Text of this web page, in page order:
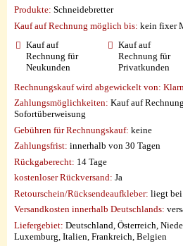
Produkte: Schneidebretter
Kauf auf Rechnung möglich bis: kein fixer
Kauf auf
Rechnung für
Neukunden
Kauf auf
Rechnung für
Privatkunden
Rechnungskauf wird abgewickelt von:
Zahlungsmöglichkeiten: Kauf auf
Sofortüberweisung
Gebühren für Rechnungskauf: keine
Zahlungsfrist: innerhalb von 30 Tagen
Rückgaberecht: 14 Tage
kostenloser Rückversand: Ja
Retourschein/Rücksendeaufkleber: liegt
Versandkosten innerhalb Deutschlands:
Liefergebiet: Deutschland, Österreich,
Luxemburg, Italien, Frankreich, Belgien